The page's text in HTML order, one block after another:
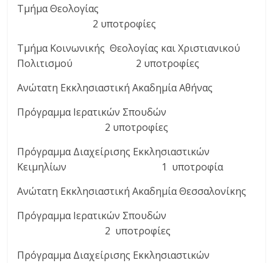
Τμήμα Θεολογίας
2 υποτροφίες
Τμήμα Κοινωνικής Θεολογίας και Χριστιανικού
Πολιτισμού 2 υποτροφίες
Ανώτατη Εκκλησιαστική Ακαδημία Αθήνας
Πρόγραμμα Ιερατικών Σπουδών
2 υποτροφίες
Πρόγραμμα Διαχείρισης Εκκλησιαστικών
Κειμηλίων 1 υποτροφία
Ανώτατη Εκκλησιαστική Ακαδημία Θεσσαλονίκης
Πρόγραμμα Ιερατικών Σπουδών
2 υποτροφίες
Πρόγραμμα Διαχείρισης Εκκλησιαστικών